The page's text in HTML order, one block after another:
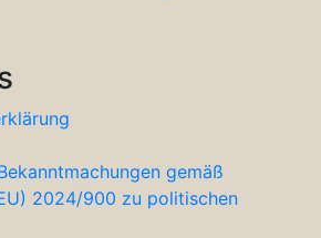
gemäß
2024/900 zu politischen